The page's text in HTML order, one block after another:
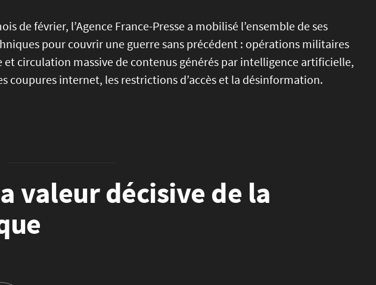
de février, l’Agence France-Presse a mobilisé l’ensemble de ses
pour couvrir une guerre sans précédent : opérations militaires
circulation massive de contenus générés par intelligence artificielle,
coupures internet, les restrictions d’accès et la désinformation.
valeur décisive de la